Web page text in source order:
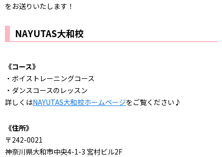
をお送りいたします！
NAYUTAS大和校
《コース》
・ボイストレーニングコース
・ダンスコースのレッスン
詳しくはNAYUTAS大和校ホームページをご覧ください♪
《住所》
〒242-0021
神奈川県大和市中央4-1-3 宮村ビル2F